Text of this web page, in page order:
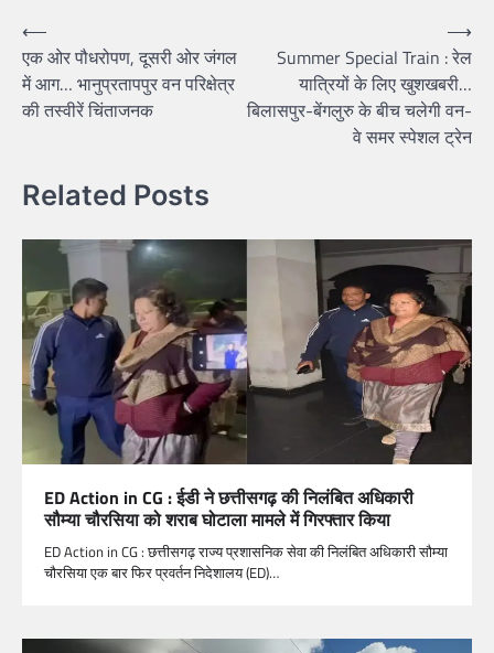
Post
navigation
⟵
एक ओर पौधरोपण, दूसरी ओर जंगल
में आग… भानुप्रतापपुर वन परिक्षेत्र
की तस्वीरें चिंताजनक
Summer Special Train : रेल
यात्रियों के लिए खुशखबरी…
बिलासपुर-बेंगलुरु के बीच चलेगी वन-
वे समर स्पेशल ट्रेन
⟶
Related Posts
ED Action in CG : ईडी ने छत्तीसगढ़ की निलंबित अधिकारी
सौम्या चौरसिया को शराब घोटाला मामले में गिरफ्तार किया
ED Action in CG : छत्तीसगढ़ राज्य प्रशासनिक सेवा की निलंबित अधिकारी सौम्या
चौरसिया एक बार फिर प्रवर्तन निदेशालय (ED)…